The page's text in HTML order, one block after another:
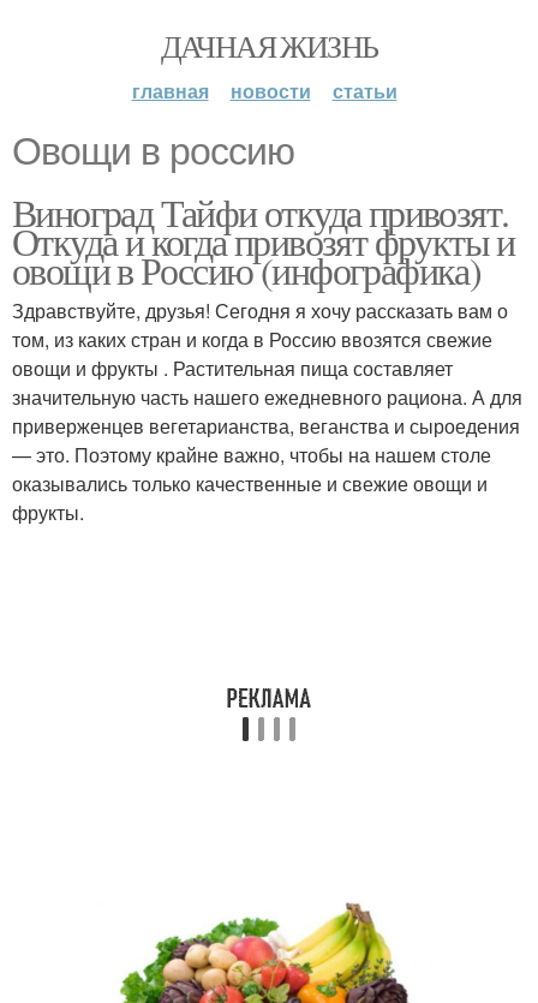
ДАЧНАЯ ЖИЗНЬ
главная новости статьи
Овощи в россию
Виноград Тайфи откуда привозят.
Откуда и когда привозят фрукты и
овощи в Россию (инфографика)
Здравствуйте, друзья! Сегодня я хочу рассказать вам о
том, из каких стран и когда в Россию ввозятся свежие
овощи и фрукты . Растительная пища составляет
значительную часть нашего ежедневного рациона. А для
приверженцев вегетарианства, веганства и сыроедения
— это. Поэтому крайне важно, чтобы на нашем столе
оказывались только качественные и свежие овощи и
фрукты.